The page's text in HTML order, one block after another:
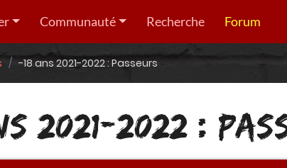
Communauté Recherche Forum
-18 ans 2021-2022 : Passeurs
2021-2022 :